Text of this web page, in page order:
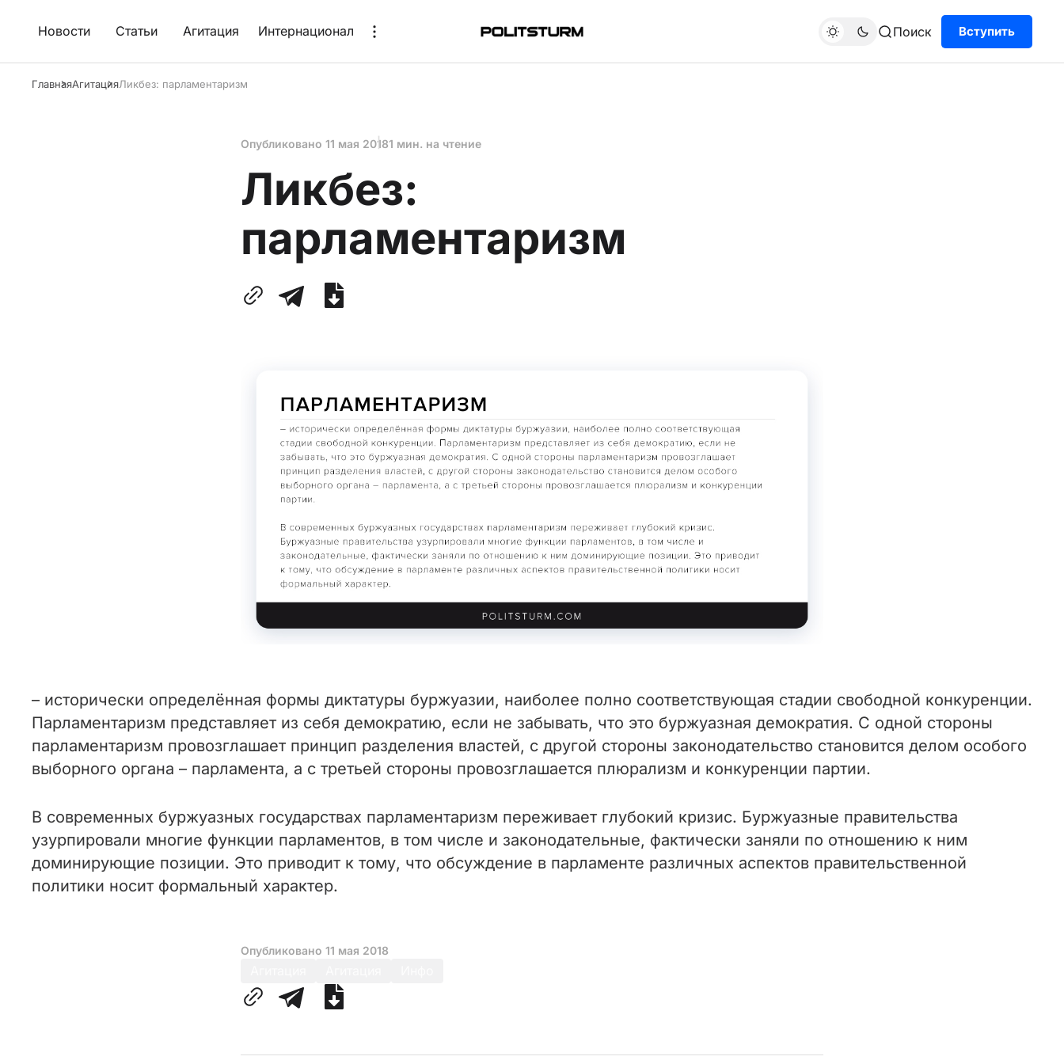
Новости Статьи Агитация Интернационал Поиск Вступить
ГлавнаяАгитацияЛикбез: парламентаризм
Опубликовано 11 мая 20181 мин. на чтение
Ликбез:
парламентаризм
– исторически определённая формы диктатуры буржуазии, наиболее полно соответствующая стадии свободной конкуренции.
Парламентаризм представляет из себя демократию, если не забывать, что это буржуазная демократия. С одной стороны
парламентаризм провозглашает принцип разделения властей, с другой стороны законодательство становится делом особого
выборного органа – парламента, а с третьей стороны провозглашается плюрализм и конкуренции партии.
В современных буржуазных государствах парламентаризм переживает глубокий кризис. Буржуазные правительства
узурпировали многие функции парламентов, в том числе и законодательные, фактически заняли по отношению к ним
доминирующие позиции. Это приводит к тому, что обсуждение в парламенте различных аспектов правительственной
политики носит формальный характер.
Опубликовано 11 мая 2018